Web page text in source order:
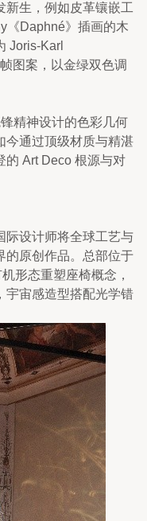
新生，例如皮革镶嵌工
《Daphné》插画的木
Joris-Karl
图案，以金绿双色调
精神设计的色彩几何
今通过顶级材质与精湛
的 Art Deco 根源与对
际设计师将全球工艺与
的原创作品。总部位于
形态重塑座椅概念，
宇宙感造型搭配光学错